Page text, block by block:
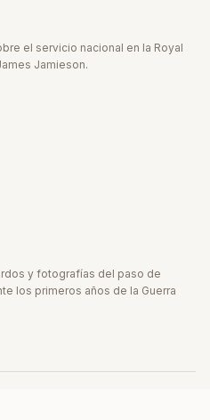
el servicio nacional en la Royal
Jamieson.
y fotografías del paso de
los primeros años de la Guerra